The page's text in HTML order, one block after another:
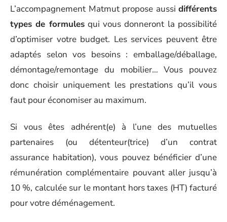
L’accompagnement Matmut propose aussi différents
types de formulesqui vous donneront la possibilité
d’optimiser votre budget. Les services peuvent être
adaptés selon vos besoins : emballage/déballage,
démontage/remontage du mobilier… Vous pouvez
donc choisir uniquement les prestations qu’il vous
faut pour économiser au maximum.
Si vous êtes adhérent(e) à l’une des mutuelles
partenaires (ou détenteur(trice) d’un contrat
assurance habitation), vous pouvez bénéficier d’une
rémunération complémentaire pouvant aller jusqu’à
10 %, calculée sur le montant hors taxes (HT) facturé
pour votre déménagement.